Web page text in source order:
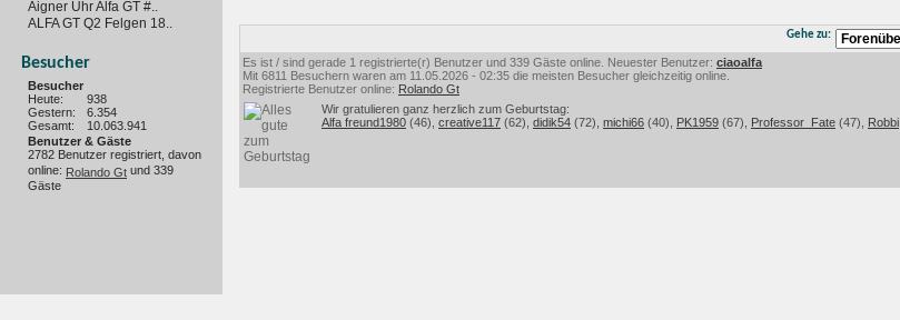
Aigner Uhr Alfa GT #..
ALFA GT Q2 Felgen 18..
Besucher
Besucher
Heute:
938
Gestern:
6.354
Gesamt:
10.063.941
Benutzer & Gäste
2782 Benutzer registriert, davon
online: Rolando Gt und 339
Gäste
Gehe zu:
Es ist / sind gerade 1 registrierte(r) Benutzer und 339 Gäste online. Neuester Benutzer: ciaoalfa
Mit 6811 Besuchern waren am 11.05.2026 - 02:35 die meisten Besucher gleichzeitig online.
Registrierte Benutzer online: Rolando Gt
Wir gratulieren ganz herzlich zum Geburtstag:
Alfa freund1980 (46), creative117 (62), didik54 (72), michi66 (40), PK1959 (67), Professor_Fate (47), Robbi